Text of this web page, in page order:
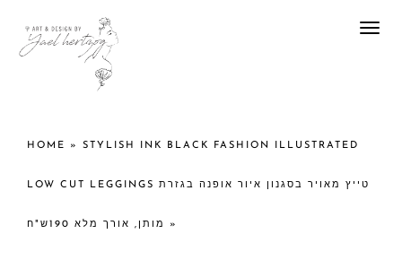
HOME » STYLISH INK BLACK FASHION ILLUSTRATED
LOW CUT LEGGINGS טייץ מאויר בסגנון איור אופנה בגזרת
מותן, אורך מלא 190ש"ח »